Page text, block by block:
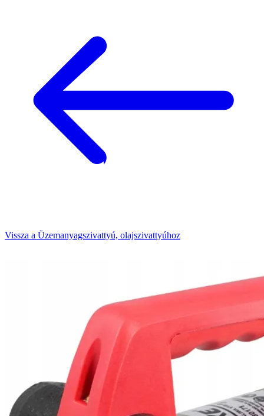
Vissza a Üzemanyagszivattyú, olajszivattyúhoz